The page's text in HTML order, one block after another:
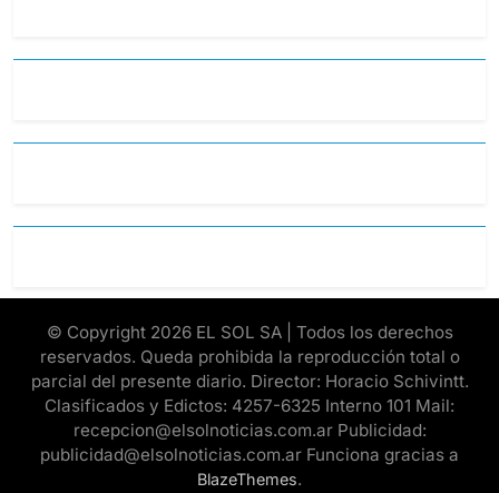
© Copyright 2026 EL SOL SA | Todos los derechos
reservados. Queda prohibida la reproducción total o
parcial del presente diario. Director: Horacio Schivintt.
Clasificados y Edictos: 4257-6325 Interno 101 Mail:
recepcion@elsolnoticias.com.ar Publicidad:
publicidad@elsolnoticias.com.ar Funciona gracias a
BlazeThemes.